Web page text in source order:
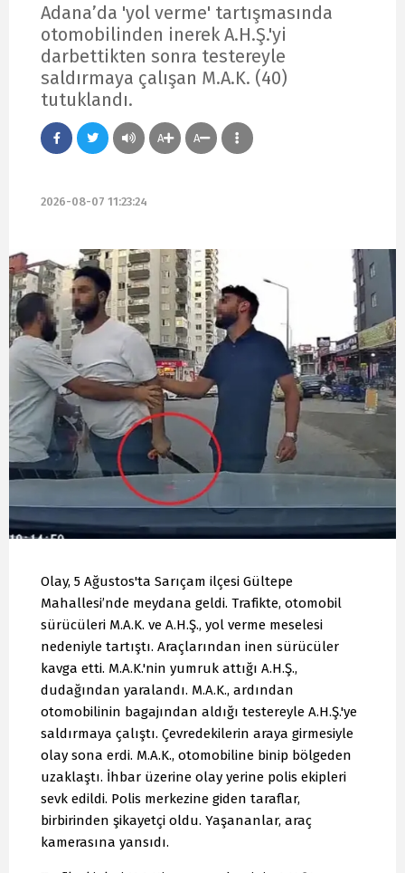
Adana’da 'yol verme' tartışmasında
otomobilinden inerek A.H.Ş.'yi
darbettikten sonra testereyle
saldırmaya çalışan M.A.K. (40)
tutuklandı.
A A
2026-08-07 11:23:24
Olay, 5 Ağustos'ta Sarıçam ilçesi Gültepe
Mahallesi’nde meydana geldi. Trafikte, otomobil
sürücüleri M.A.K. ve A.H.Ş., yol verme meselesi
nedeniyle tartıştı. Araçlarından inen sürücüler
kavga etti. M.A.K.'nin yumruk attığı A.H.Ş.,
dudağından yaralandı. M.A.K., ardından
otomobilinin bagajından aldığı testereyle A.H.Ş.'ye
saldırmaya çalıştı. Çevredekilerin araya girmesiyle
olay sona erdi. M.A.K., otomobiline binip bölgeden
uzaklaştı. İhbar üzerine olay yerine polis ekipleri
sevk edildi. Polis merkezine giden taraflar,
birbirinden şikayetçi oldu. Yaşananlar, araç
kamerasına yansıdı.